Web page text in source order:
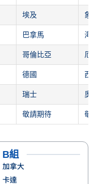
埃及 象
巴拿馬 海地
哥倫比亞 厄
德國 西
瑞士 奧
敬請期待 敬
B組
加拿大
卡達